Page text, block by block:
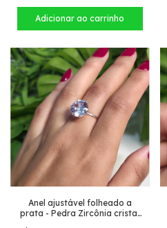
Anel ajustável folheado a
prata - Pedra Zircônia cristal